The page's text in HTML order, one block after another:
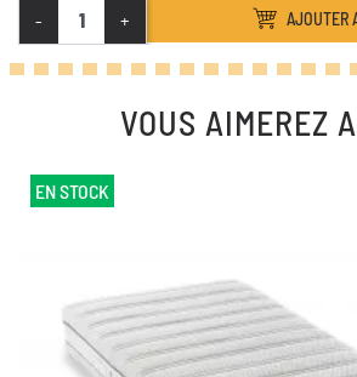
- + AJOUTER
VOUS AIMEREZ
EN STOCK